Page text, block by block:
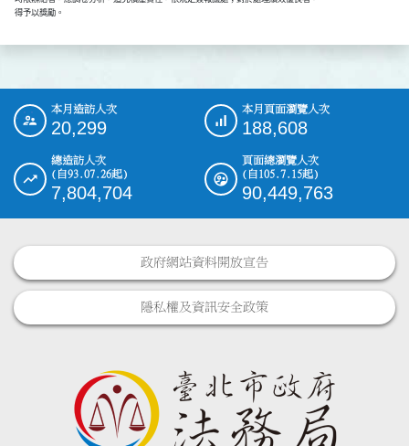
::: 本月造訪人次
20,299
本月頁面瀏覽人次
188,608
總造訪人次
(自93.07.26起)
7,804,704
頁面總瀏覽人次
(自105.7.15起)
90,449,763
政府網站資料開放宣告
隱私權及資訊安全政策